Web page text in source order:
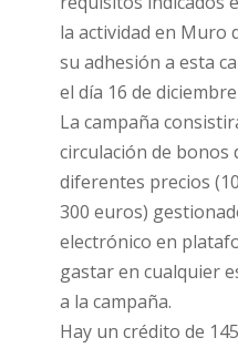
la actividad en Muro
su adhesión a esta
el día 16 de
La campaña
circulación de bonos
diferentes precios
300 euros)
electrónico en
gastar en cualquier
a la campaña.
Hay un crédito de